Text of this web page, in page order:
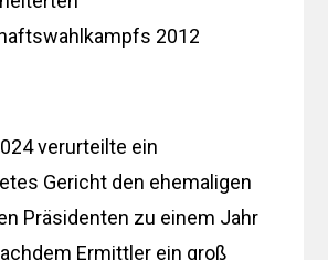
2012
verurteilte ein
Gericht den ehemaligen
Präsidenten zu einem Jahr
Ermittler ein groß